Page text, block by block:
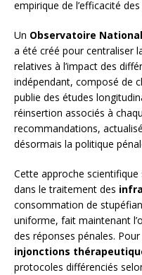
empirique de l’efficacité des
Un Observatoire
a été créé pour centraliser
relatives à l’impact des
indépendant, composé de
publie des études
réinsertion associés à
recommandations,
désormais la politique
Cette approche
dans le traitement des
consommation de
uniforme, fait maintenant
des réponses pénales.
injonctions
protocoles différenciés